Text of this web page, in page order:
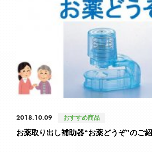
2018.10.09 おすすめ商品
お薬取り出し補助器“お薬どうぞ”のご